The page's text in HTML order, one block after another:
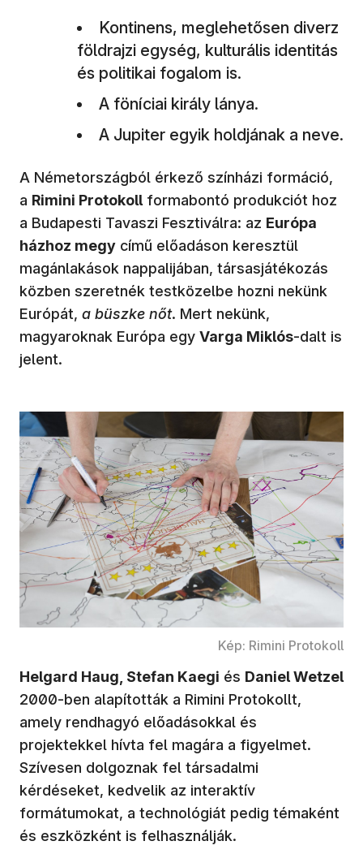
Kontinens, meglehetősen diverz
földrajzi egység, kulturális identitás
és politikai fogalom is.
A föníciai király lánya.
A Jupiter egyik holdjának a neve.
A Németországból érkező színházi formáció,
a Rimini Protokoll formabontó produkciót hoz
a Budapesti Tavaszi Fesztiválra: az Európa
házhoz megy című előadáson keresztül
magánlakások nappalijában, társasjátékozás
közben szeretnék testközelbe hozni nekünk
Európát, a büszke nőt. Mert nekünk,
magyaroknak Európa egy Varga Miklós-dalt is
jelent.
Kép: Rimini Protokoll
Helgard Haug, Stefan Kaegi és Daniel Wetzel
2000-ben alapították a Rimini Protokollt,
amely rendhagyó előadásokkal és
projektekkel hívta fel magára a figyelmet.
Szívesen dolgoznak fel társadalmi
kérdéseket, kedvelik az interaktív
formátumokat, a technológiát pedig témaként
és eszközként is felhasználják.